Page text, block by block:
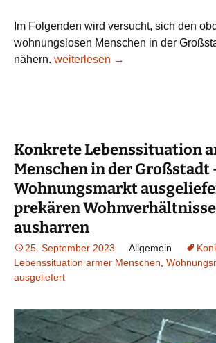
Im Folgenden wird versucht, sich den
wohnungslosen Menschen in der
nähern. 17. 10. 2023 „Welttag zur
weiterlesen →
Konkrete Lebenssituation
Menschen in der Großstadt
Wohnungsmarkt
prekären
ausharren
25. September 2023 Allgemein
Lebenssituation armer Menschen
ausgeliefert